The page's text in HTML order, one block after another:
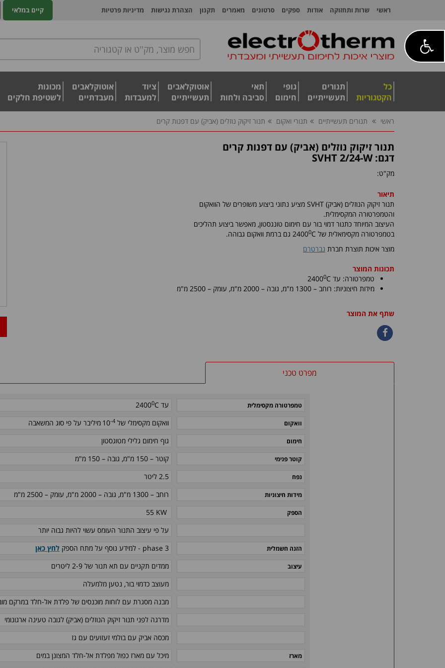
ראשי שרות ותחזוקה אודות ספקים סרטונים מאמרים תקנון הצהרת נגישות מדיניות פרטיות קיים במלאי
כל
הקטגוריות
תנורים
תעשייתיים
גופי
חימום
תאי
סביבה ולחות
אוטוקלאבים
תעשייתיים
ציוד
למעבדות
אוטוקלאבים
מעבדתיים
מכונות
לשטיפת חלקים
ראשי תנורים תעשייתיים תנורי ואקום תנור זיקוק נוזלים (אביק) עם דפנות קרים
תנור זיקוק נוזלים (אביק) עם דפנות קרים
דגם: SVHT 2/24-W
מק"ט:
תיאור
תנור זיקוק הנוזלים (אביק) SVHT מציע נתוני ביצוע משופרים של הוואקום
והטמפרטורה המקסימלית.
העיצוב המיוחד כתנור דמוי בור עם חימום טונגסטון, מאפשר ביצוע תהליכים
בטמפרטורה מקסימאלית של C
24000
גם ברמת וואקום גבוהה.
מוצר איכות תוצרת חברת נברטרם
תכונות המוצר
טמפרטורה: עד C
24000
מידות חיצוניות: רוחב – 1300 מ"מ, גובה – 2000 מ"מ , עומק – 2500 מ"מ
שתף את המוצר
מפרט טכני
טמפרטורה מקסימלית עד C
24000
וואקום וואקום מקסימלי של 10 -4 מיליבר על פי סוג המשאבה
חימום גוף חימום גלילי מטוגסטון
קוטר פנימי קוטר – 150 מ"מ, גובה – 150 מ"מ
נפח 2.5 ליטר
מידות חיצוניות רוחב – 1300 מ"מ, גובה – 2000 מ"מ , עומק – 2500 מ"מ
הספק
55 KW
על פי עיצוב התנור העומס עשוי להיות גבוה יותר
הזנה חשמלית phase 3 - למידע נוסף על מתח הספק לחץ כאן
עיצוב
ממדים תקניים עם תא תנור של 2-9 ליטרים
מעוצב כדמוי בור, נטען מלמעלה
מבנה מסגרת עם לוחות מוכנסים של פלדת אל-חלד במרקם
מדרגה לפני תנור זיקוק הנוזלים (אביק) לגובה טעינה ארגונומי
מכסה אביק עם בולמי זעזועים עם גז
מארז מיכל עם מארז כפול מפלדת אל-חלד המצונן במים